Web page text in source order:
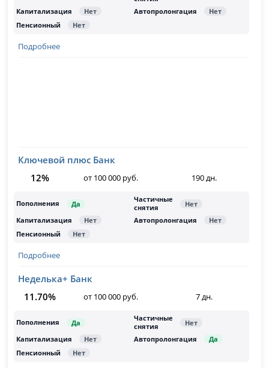
Подробнее
Ключевой плюс Банк
12%
от 100 000 руб. 190 дн.
Подробнее
Неделька+ Банк
11.70%
от 100 000 руб. 7 дн.